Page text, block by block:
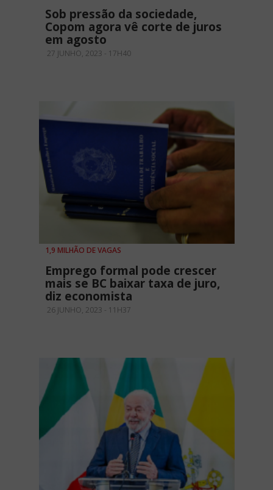
Sob pressão da sociedade,
Copom agora vê corte de juros
em agosto
27 JUNHO, 2023 - 17H40
1,9 MILHÃO DE VAGAS
Emprego formal pode crescer
mais se BC baixar taxa de juro,
diz economista
26 JUNHO, 2023 - 11H37